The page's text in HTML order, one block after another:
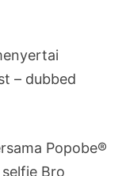
– dubbed
Popobe®
Bro